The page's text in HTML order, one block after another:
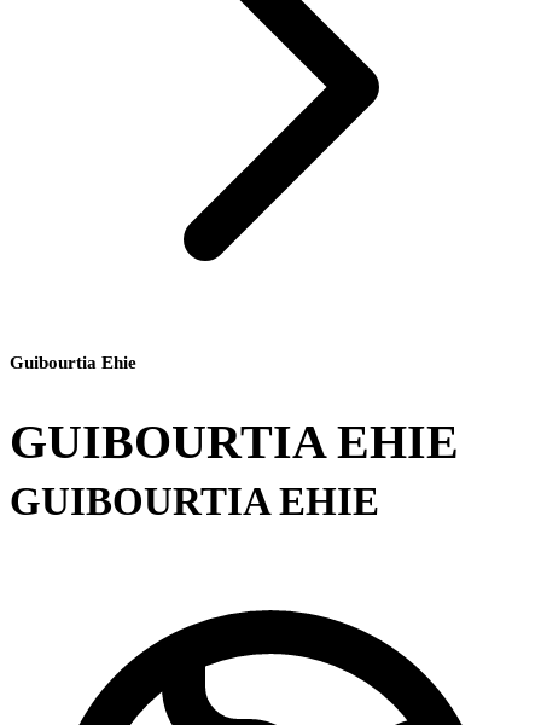
Guibourtia Ehie
GUIBOURTIA EHIE
GUIBOURTIA EHIE